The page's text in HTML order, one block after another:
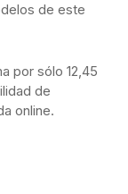
de este
por sólo 12,45
de
online.